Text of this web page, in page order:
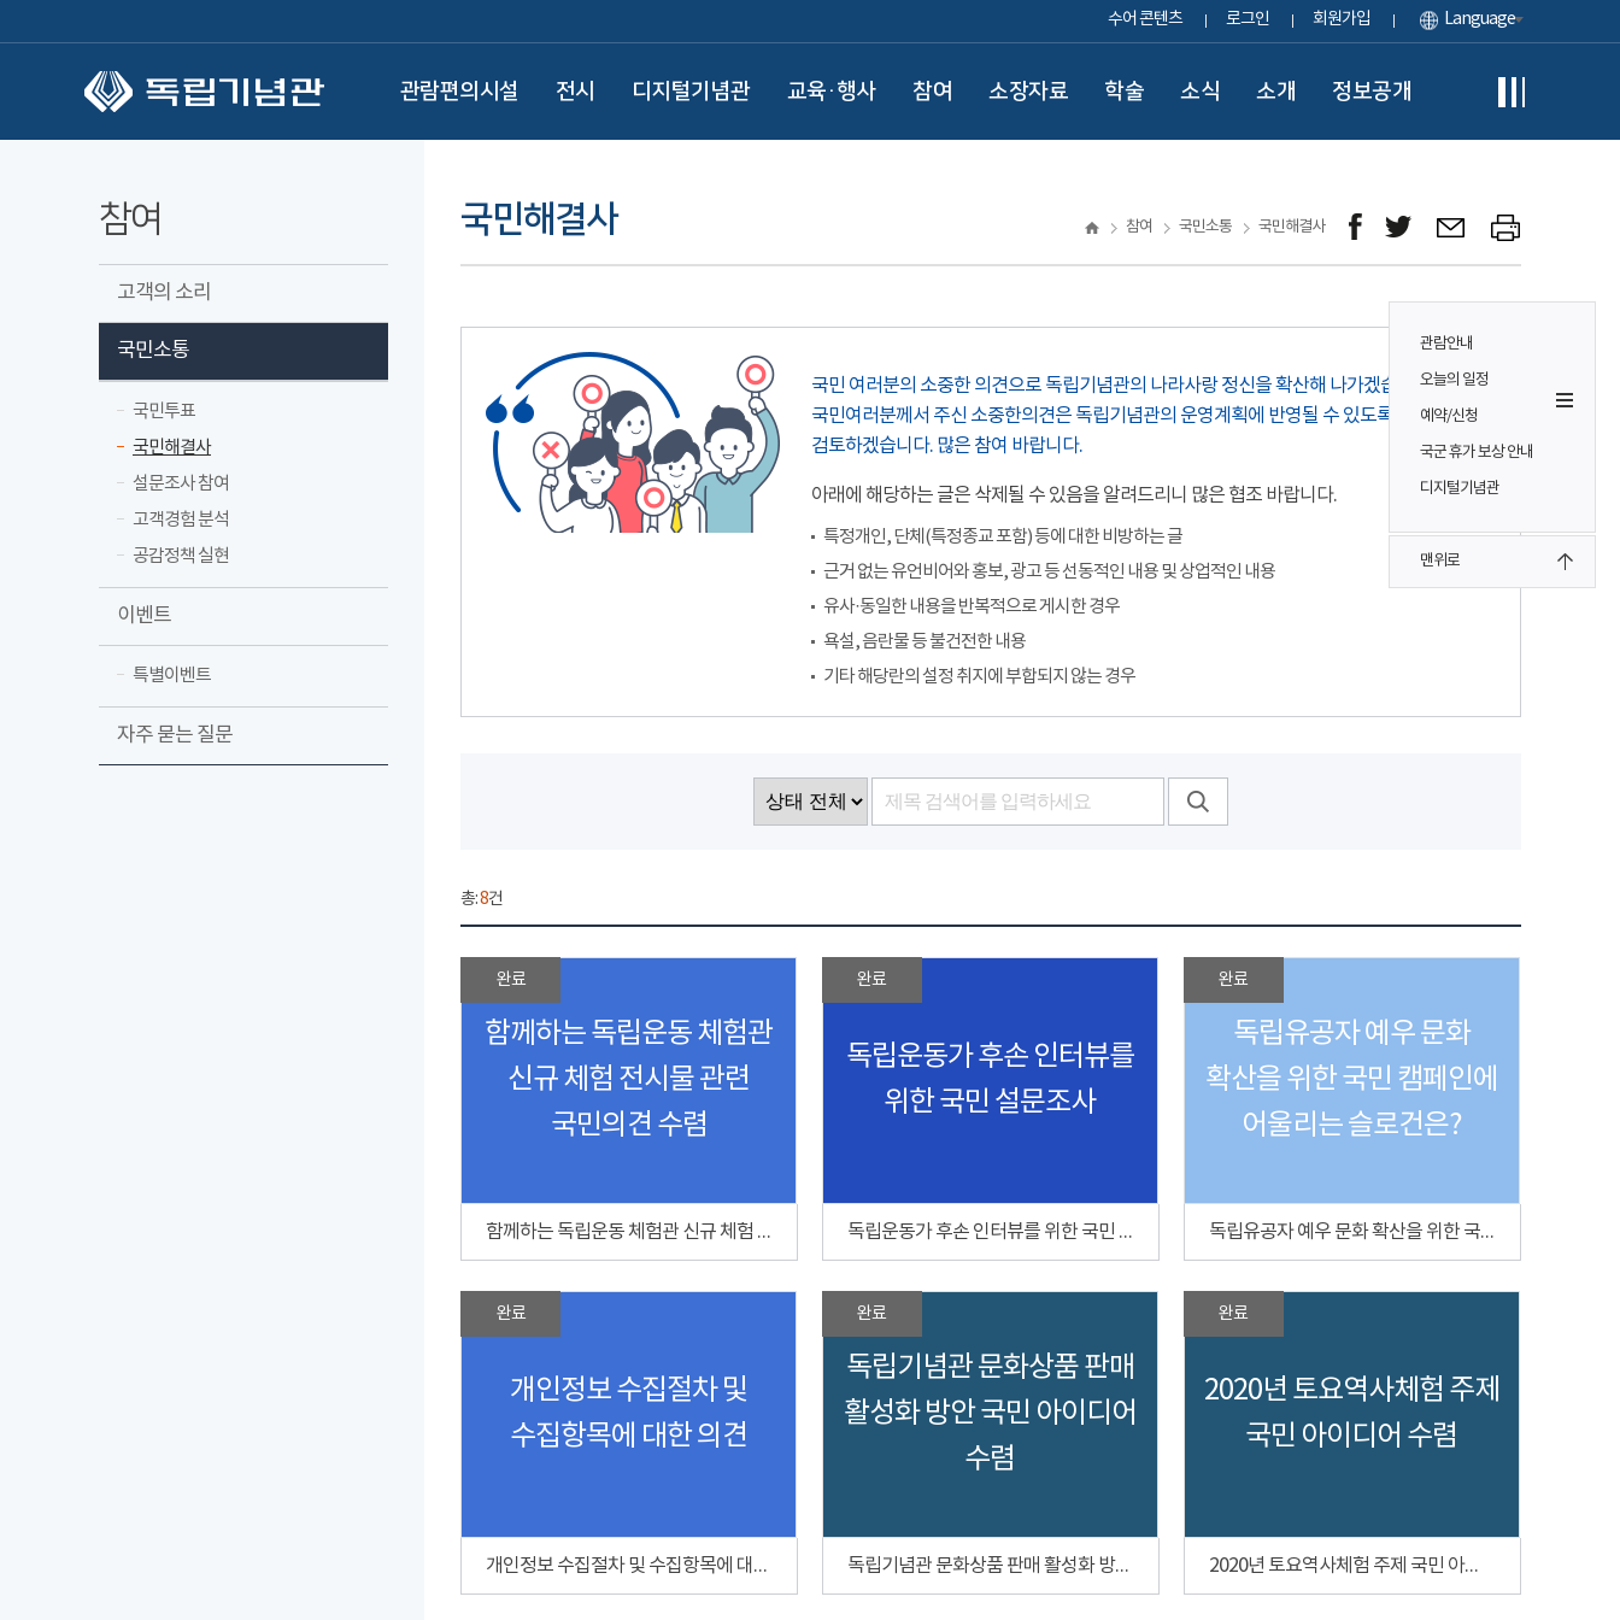
수어 콘텐츠 로그인 회원가입 Language
관람편의시설 전시 디지털기념관 교육·행사 참여 소장자료 학술 소식 소개 정보공개
관람안내
오늘의 일정
예약/신청
국군 휴가 보상 안내
디지털기념관
맨위로
참여
고객의 소리
국민소통
국민투표
국민해결사
설문조사 참여
고객경험 분석
공감정책 실현
이벤트
특별이벤트
자주 묻는 질문
국민해결사 참여 국민소통 국민해결사
국민 여러분의 소중한 의견으로 독립기념관의 나라사랑 정신을 확산해 나가겠습니다.
국민여러분께서 주신 소중한의견은 독립기념관의 운영계획에 반영될 수 있도록 적극적으로
검토하겠습니다. 많은 참여 바랍니다.
아래에 해당하는 글은 삭제될 수 있음을 알려드리니 많은 협조 바랍니다.
특정개인, 단체(특정종교 포함) 등에 대한 비방하는 글
근거 없는 유언비어와 홍보, 광고 등 선동적인 내용 및 상업적인 내용
유사·동일한 내용을 반복적으로 게시한 경우
욕설, 음란물 등 불건전한 내용
기타 해당란의 설정 취지에 부합되지 않는 경우
총:8건
완료
함께하는 독립운동 체험관
신규 체험 전시물 관련
국민의견 수렴
함께하는 독립운동 체험관 신규 체험 전시물 관련 국민의견 수렴
완료
독립운동가 후손 인터뷰를
위한 국민 설문조사
독립운동가 후손 인터뷰를 위한 국민 설문조사
완료
독립유공자 예우 문화
확산을 위한 국민 캠페인에
어울리는 슬로건은?
독립유공자 예우 문화 확산을 위한 국민 캠페인에 어울리는 슬로건은?
완료
개인정보 수집절차 및
수집항목에 대한 의견
개인정보 수집절차 및 수집항목에 대한 의견
완료
독립기념관 문화상품 판매
활성화 방안 국민 아이디어
수렴
독립기념관 문화상품 판매 활성화 방안 국민 아이디어 수렴
완료
2020년 토요역사체험 주제
국민 아이디어 수렴
2020년 토요역사체험 주제 국민 아이디어 수렴